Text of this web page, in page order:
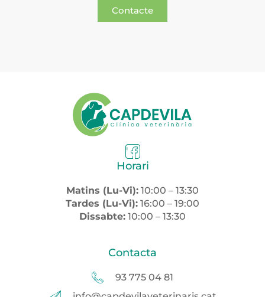
Contacte
Horari
Matins (Lu-Vi): 10:00 – 13:30
Tardes (Lu-Vi): 16:00 – 19:00
Dissabte: 10:00 – 13:30
Contacta
93 775 04 81